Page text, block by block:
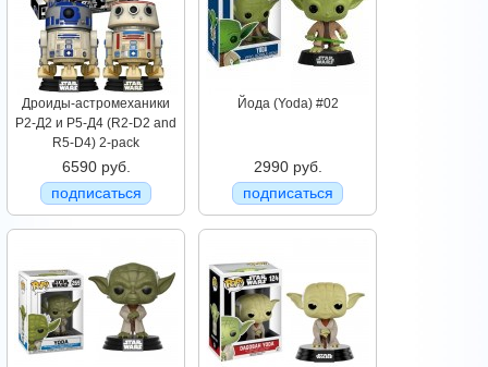
Дроиды-астромеханики
Р2-Д2 и Р5-Д4 (R2-D2 and
R5-D4) 2-pack
6590 руб.
подписаться
Йода (Yoda) #02
2990 руб.
подписаться